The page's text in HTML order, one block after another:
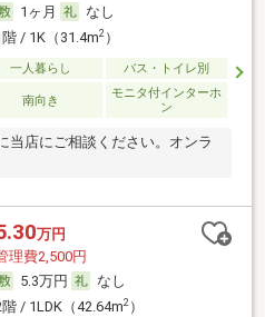
1ヶ月
なし
階 / 1K（31.4m2）
一人暮らし バス・トイレ別
南向き
モニタ付インターホ
ン
当店にご相談ください。オンラ
万円
理費2,500円
5.3万円
なし
/ 1LDK（42.64m2）